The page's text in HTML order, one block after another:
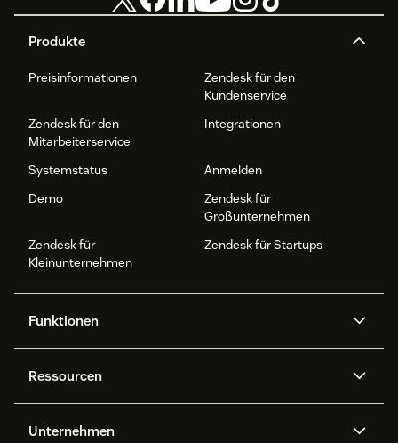
Produkte
Preisinformationen
Zendesk für den
Kundenservice
Zendesk für den
Mitarbeiterservice
Integrationen
Systemstatus
Anmelden
Demo
Zendesk für
Großunternehmen
Zendesk für
Kleinunternehmen
Zendesk für Startups
Funktionen
Zendesk-KI
Sicherheit
Ressourcen
Unternehmen